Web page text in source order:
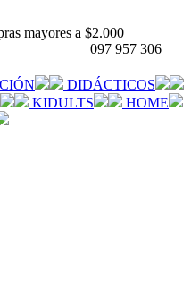
mayores a $2.000
097 957 306
DIDÁCTICOS
KIDULTS
HOME